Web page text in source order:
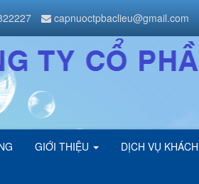
GIỚI THIỆU DỊCH VỤ
capnuoctpbaclieu@gmail.com